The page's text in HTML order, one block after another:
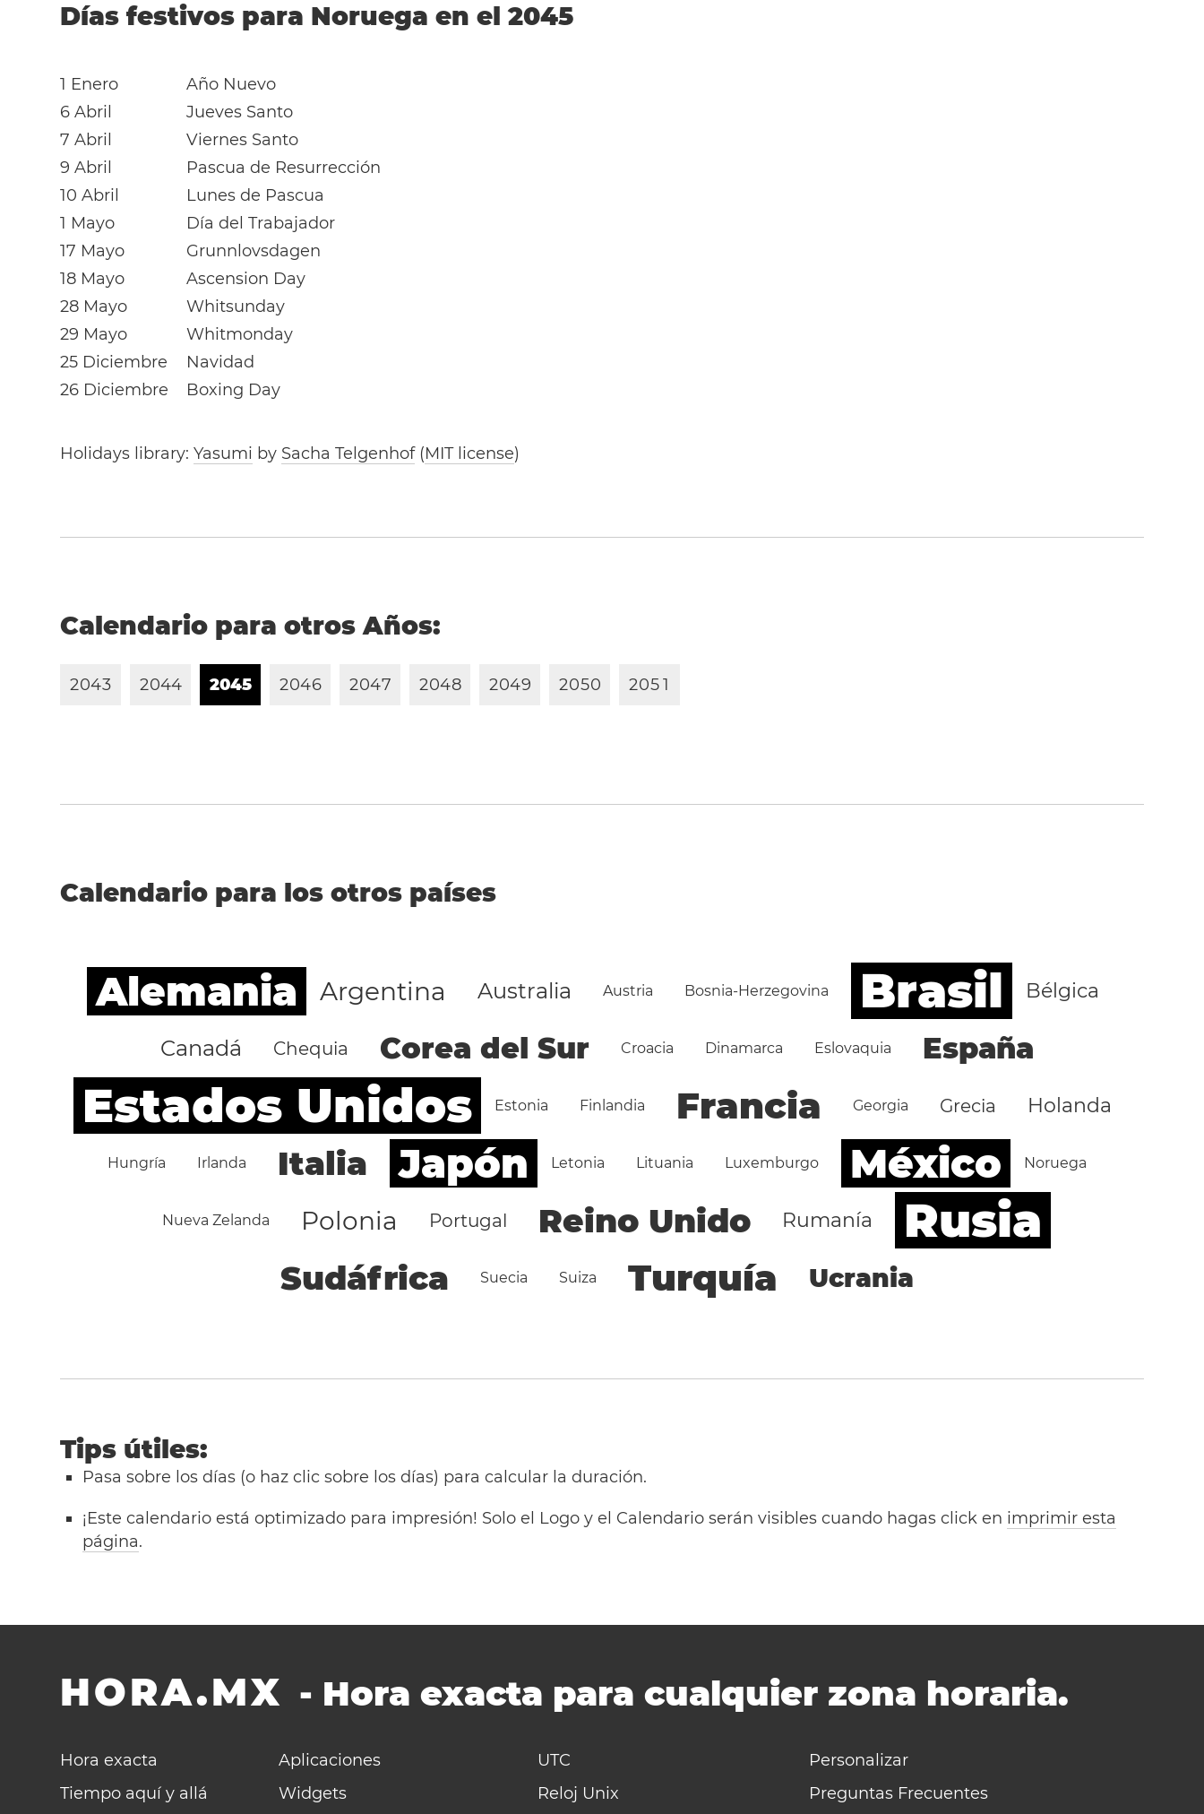
Días festivos para Noruega en el 2045
1 Enero
Año Nuevo
6 Abril
Jueves Santo
7 Abril
Viernes Santo
9 Abril
Pascua de Resurrección
10 Abril
Lunes de Pascua
1 Mayo
Día del Trabajador
17 Mayo
Grunnlovsdagen
18 Mayo
Ascension Day
28 Mayo
Whitsunday
29 Mayo
Whitmonday
25 Diciembre
Navidad
26 Diciembre
Boxing Day
Holidays library:Yasumi by Sacha Telgenhof(MIT license)
Calendario para otros Años:
2043 2044 2045 2046 2047 2048 2049 2050 2051
Calendario para los otros países
Alemania Argentina Australia Austria Bosnia-Herzegovina Brasil Bélgica
Canadá Chequia Corea del Sur Croacia Dinamarca Eslovaquia España
Estados Unidos Estonia Finlandia Francia Georgia Grecia Holanda
Hungría Irlanda Italia Japón Letonia Lituania Luxemburgo México Noruega
Nueva Zelanda Polonia Portugal Reino Unido Rumanía Rusia
Sudáfrica Suecia Suiza Turquía Ucrania
Tips útiles:
Pasa sobre los días (o haz clic sobre los días) para calcular la duración.
¡Este calendario está optimizado para impresión! Solo el Logo y el Calendario serán visibles cuando hagas click en imprimir esta
página.
HORA.MX - Hora exacta para cualquier zona horaria.
Hora exacta
Tiempo aquí y allá
Aplicaciones
Widgets
UTC
Reloj Unix
Personalizar
Preguntas Frecuentes